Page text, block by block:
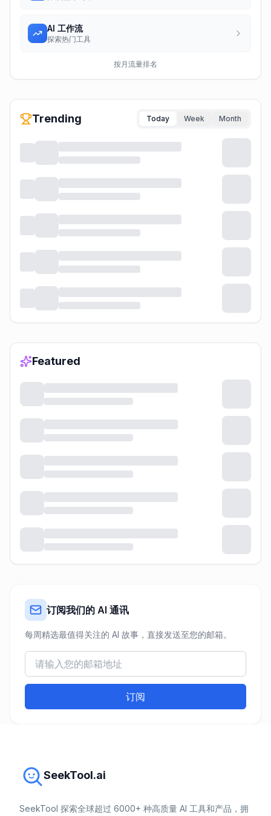
AI 工作流
探索热门工具
按月流量排名
Trending Today Week Month
Featured
订阅我们的 AI 通讯
每周精选最值得关注的 AI 故事，直接发送至您的邮箱。
订阅
SeekTool.ai
SeekTool 探索全球超过 6000+ 种高质量 AI 工具和产品，拥